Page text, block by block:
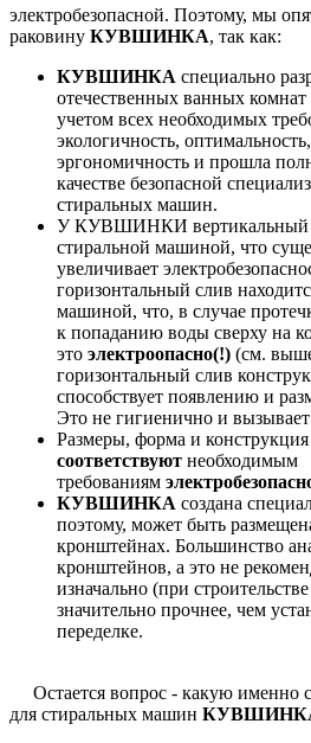
электробезопасной. Поэтому, мы
раковину КУВШИНКА, так как:
КУВШИНКА специально
отечественных ванных комнат
учетом всех необходимых
экологичность,
эргономичность и прошла
качестве безопасной
стиральных машин.
У КУВШИНКИ вертикальный
стиральной машиной, что
увеличивает
горизонтальный слив
машиной, что, в случае
к попаданию воды сверху на
это электроопасно(!) (см.
горизонтальный слив
способствует появлению и
Это не гигиенично и
Размеры, форма и
соответствуют необходимым
требованиям
КУВШИНКА создана
поэтому, может быть
кронштейнах. Большинство
кронштейнов, а это не
изначально (при
значительно прочнее, чем
переделке.
Остается вопрос - какую именно
для стиральных машин